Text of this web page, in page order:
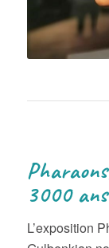
3000
L’exposition